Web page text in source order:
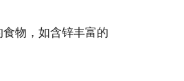
物，如含锌丰富的